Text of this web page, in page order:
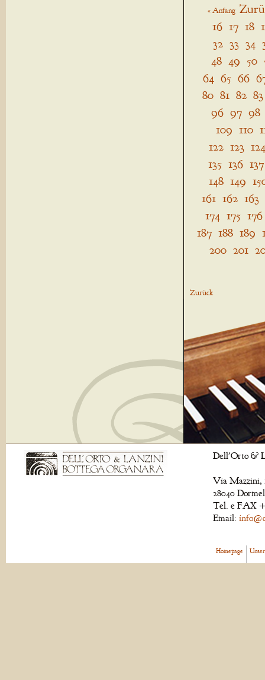
« Anfang
16 17 18
32 33 34
48 49 50
64 65 66
80 81 82 83
96 97 98
109 110
122 123 124
135 136 137
148 149
161 162 163
174 175 176
187 188 189
200 201
Zurück
Dell'Orto &
Via Mazzini,
28040
Tel. e FAX
Email:
Homepage